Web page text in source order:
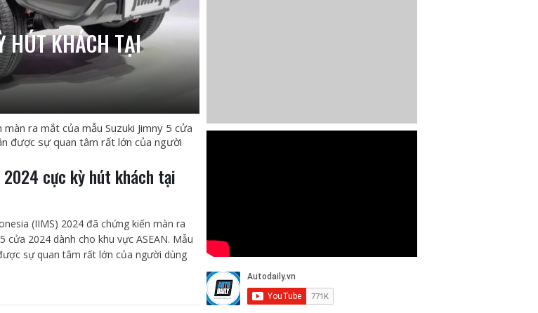
HÚT KHÁCH TẠI
ra mắt của mẫu Suzuki Jimny 5 cửa
được sự quan tâm rất lớn của người
2024 cực kỳ hút khách tại
(IIMS) 2024 đã chứng kiến màn ra
cửa 2024 dành cho khu vực ASEAN. Mẫu
sự quan tâm rất lớn của người dùng